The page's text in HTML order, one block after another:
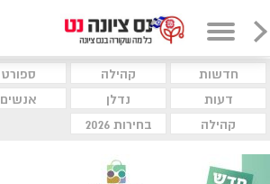
חדשות קהילה ספורט
דעות
נדלן אנשים
קהילה
בחירות 2026